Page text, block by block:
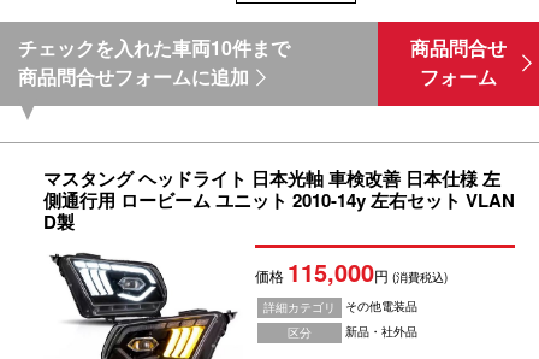
チェックを入れた車両10件まで
商品問合せフォームに追加
商品問合せ
フォーム
マスタング ヘッドライト 日本光軸 車検改善 日本仕様 左
側通行用 ロービーム ユニット 2010-14y 左右セット VLAN
D製
価格 115,000円(消費税込)
詳細カテゴリ
その他電装品
区分
新品・社外品